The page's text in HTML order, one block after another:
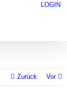
LOGIN
Zurück Vor